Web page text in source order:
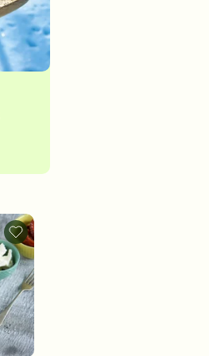
Foliebakte
lammekoteletter
-
legg
til
favoritter